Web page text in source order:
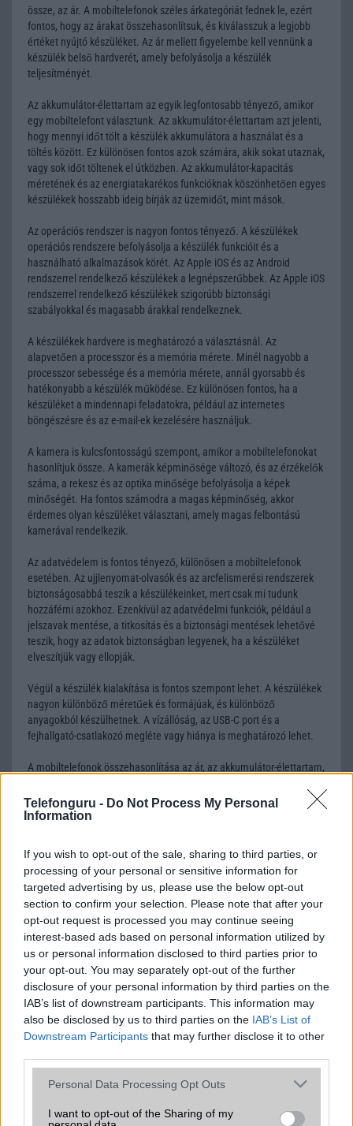
Telefonguru - Do Not Process My Personal
Information
If you wish to opt-out of the sale, sharing to third parties, or
processing of your personal or sensitive information for
targeted advertising by us, please use the below opt-out
section to confirm your selection. Please note that after your
opt-out request is processed you may continue seeing
interest-based ads based on personal information utilized by
us or personal information disclosed to third parties prior to
your opt-out. You may separately opt-out of the further
disclosure of your personal information by third parties on the
IAB’s list of downstream participants. This information may
also be disclosed by us to third parties on the IAB’s List of
Downstream Participants that may further disclose it to other
Please note that this website/app uses one or more Google
not limited to your visit or usage behaviour. You may click to
Personal Data Processing Opt Outs
I want to opt-out of the Sharing of my
össze, az ár. A mobiltelefonok széles árkategóriát fednek le, ezért
fontos, hogy az árakat összehasonlítsuk, és kiválasszuk a legjobb
értéket nyújtó készüléket. Az ár mellett figyelembe kell vennünk a
készülék belső hardverét, amely befolyásolja a készülék
teljesítményét.
Az akkumulátor-élettartam az egyik legfontosabb tényező, amikor
egy mobiltelefont választunk. Az akkumulátor-élettartam azt jelenti,
hogy mennyi időt tölt a készülék akkumulátora a használat és a
töltés között. Ez különösen fontos azok számára, akik sokat utaznak,
vagy sok időt töltenek el útközben. Az akkumulátor-kapacitás
méretének és az energiatakarékos funkcióknak köszönhetően egyes
készülékek hosszabb ideig bírják az üzemidőt, mint mások.
Az operációs rendszer is nagyon fontos tényező. A készülékek
operációs rendszere befolyásolja a készülék funkcióit és a
használható alkalmazások körét. Az Apple iOS és az Android
rendszerrel rendelkező készülékek a legnépszerűbbek. Az Apple iOS
rendszerrel rendelkező készülékek szigorúbb biztonsági
szabályokkal és magasabb árakkal rendelkeznek.
A készülékek hardvere is meghatározó a választásnál. Az
alapvetően a processzor és a memória mérete. Minél nagyobb a
processzor sebessége és a memória mérete, annál gyorsabb és
hatékonyabb a készülék működése. Ez különösen fontos, ha a
készüléket a mindennapi feladatokra, például az internetes
böngészésre és az e-mail-ek kezelésére használjuk.
A kamera is kulcsfontosságú szempont, amikor a mobiltelefonokat
hasonlítjuk össze. A kamerák képminősége változó, és az érzékelők
száma, a rekesz és az optika minősége befolyásolja a képek
minőségét. Ha fontos számodra a magas képminőség, akkor
érdemes olyan készüléket választani, amely magas felbontású
kamerával rendelkezik.
Az adatvédelem is fontos tényező, különösen a mobiltelefonok
esetében. Az ujjlenyomat-olvasók és az arcfelismerési rendszerek
biztonságosabbá teszik a készülékeinket, mert csak mi tudunk
hozzáférni azokhoz. Ezenkívül az adatvédelmi funkciók, például a
jelszavak mentése, a titkosítás és a biztonsági mentések lehetővé
teszik, hogy az adatok biztonságban legyenek, ha a készüléket
elveszítjük vagy ellopják.
Végül a készülék kialakítása is fontos szempont lehet. A készülékek
nagyon különböző méretűek és formájúak, és különböző
anyagokból készülhetnek. A vízállóság, az USB-C port és a
fejhallgató-csatlakozó megléte vagy hiánya is meghatározó lehet.
A mobiltelefonok összehasonlítása az ár, az akkumulátor-élettartam,
kialakítás szempontjából döntő fontosságú lehet. Ezek a
szempontok kritikusak ahhoz, hogy megtaláljuk azokat a
Végül azt is fontos tudni, hogy a mobiltelefonok összehasonlítása
során minden felhasználó egyéni preferenciákkal rendelkezik, így a
választásuk eltérhet. Azonban azok, akik számára fontos a nagyobb
kijelző, hosszabb üzemidő, hatékony
MOBILTELEFON MÁRKÁK
Apple
Huawei